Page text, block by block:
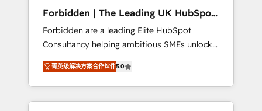
B2B, Immobilier, Viticulture, Finance. 🚀 Nos
livrables : migration sécurisée,
implémentation Marketing + Sales + Service
Hub, synchronisation ERP ↔ HubSpot temps
réel, formation équipes. 🏆 +350 projets
livrés. Accrédités HubSpot CRM
Implementation, Data Migration & Custom
Forbidden | The Leading UK HubSpot
Consultancy
Forbidden are a leading Elite HubSpot
Consultancy helping ambitious SMEs unlock
the full potential of HubSpot. Too many
businesses invest in HubSpot but never see
the ROI they expected due to poor adoption,
messy data, and disconnected teams getting
菁英级解决方案合作伙伴5.0